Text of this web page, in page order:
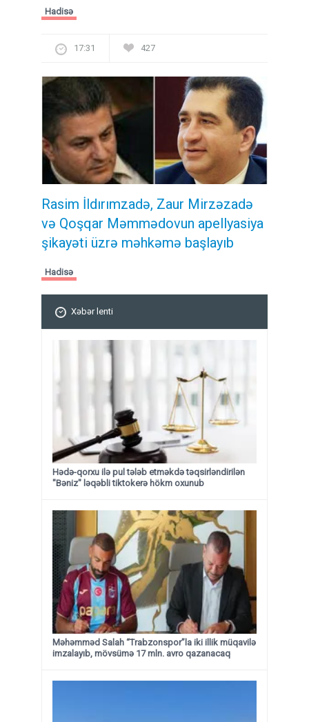
Hadisə
17:31 427
Rasim İldırımzadə, Zaur Mirzəzadə
və Qoşqar Məmmədovun apellyasiya
şikayəti üzrə məhkəmə başlayıb
Hadisə
Xəbər lenti
Hədə-qorxu ilə pul tələb etməkdə təqsirləndirilən
"Bəniz" ləqəbli tiktokerə hökm oxunub
Məhəmməd Salah “Trabzonspor”la iki illik müqavilə
imzalayıb, mövsümə 17 mln. avro qazanacaq